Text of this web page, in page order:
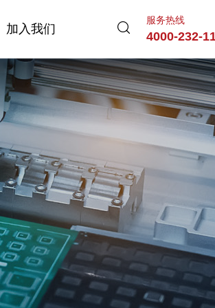
加入我们
服务热线
4000-232-
加入我们
服务热线
4000-232-